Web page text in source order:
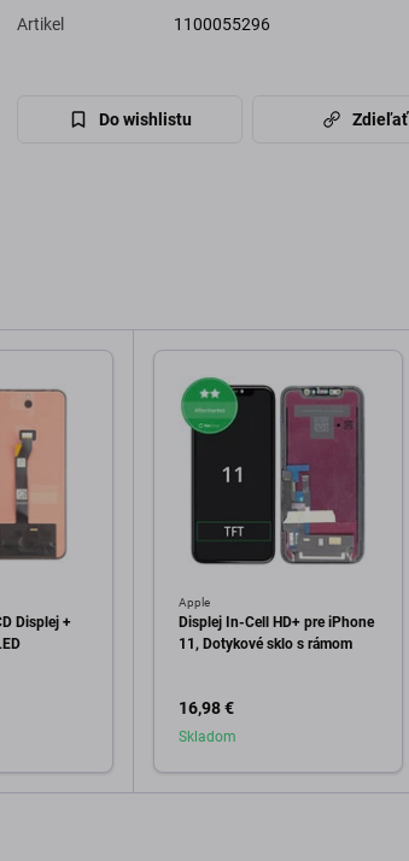
Artikel 1100055296
Do wishlistu Zdieľať
Displej +
Apple
Displej In-Cell HD+ pre iPhone
11, Dotykové sklo s rámom
16,98 €
Skladom